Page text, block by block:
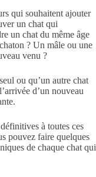
qui souhaitent ajouter
un chat qui
un chat du même âge
? Un mâle ou une
venu ?
ou qu’un autre chat
d’un nouveau
à toutes ces
pouvez faire quelques
de chaque chat qui